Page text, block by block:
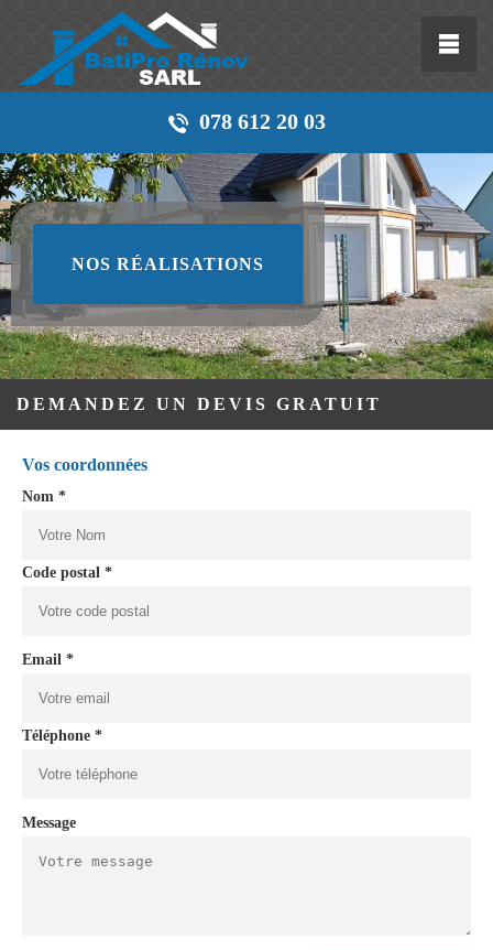
078 612 20 03
NOS RÉALISATIONS
DEMANDEZ UN DEVIS GRATUIT
Vos coordonnées
Nom *
Code postal *
Email *
Téléphone *
Message